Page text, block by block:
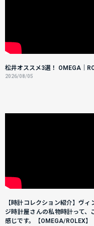
松井オススメ3選！ OMEGA｜
2026/08/05
【時計コレクション紹介】ヴィ
ジ時計屋さんの私物時計って、
感じです。【OMEGA/ROLEX】